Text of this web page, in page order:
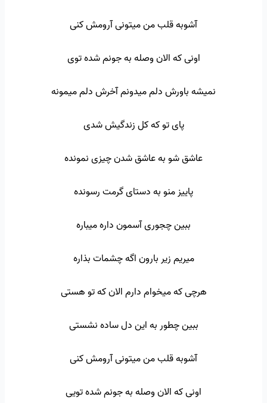
آشوبه قلب من میتونی آرومش کنی
اونی که الان وصله به جونم شده توی
نمیشه باورش دلم میدونم آخرش دلم میمونه
پای تو که کل زندگیش شدی
عاشق شو به عاشق شدن چیزی نمونده
پاییز منو به دستای گرمت رسونده
ببین چجوری آسمون داره میباره
میریم زیر بارون اگه چشمات بذاره
هرچی که میخوام دارم الان که تو هستی
ببین چطور به این دل ساده نشستی
آشوبه قلب من میتونی آرومش کنی
اونی که الان وصله به جونم شده تویی